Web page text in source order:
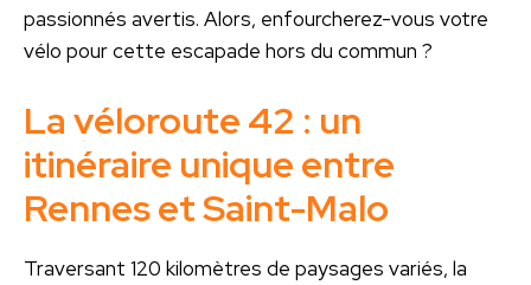
passionnés avertis. Alors, enfourcherez-vous votre
vélo pour cette escapade hors du commun ?
La véloroute 42 : un
itinéraire unique entre
Rennes et Saint-Malo
Traversant 120 kilomètres de paysages variés, la